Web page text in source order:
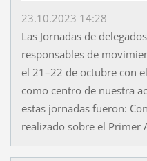
23.10.2023 14:28
Las Jornadas de
responsables de
el 21–22 de octubre con
como centro de nuestra
estas jornadas fueron:
realizado sobre el Primer